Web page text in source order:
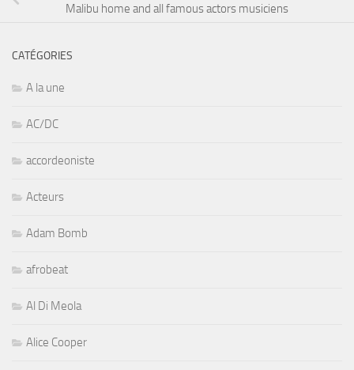
Malibu home and all famous actors musiciens
CATÉGORIES
A la une
AC/DC
accordeoniste
Acteurs
Adam Bomb
afrobeat
Al Di Meola
Alice Cooper